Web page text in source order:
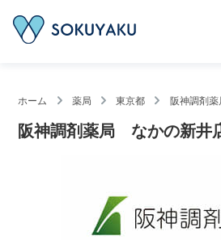
ホーム 薬局 東京都 阪神調剤
阪神調剤薬局 なかの新井